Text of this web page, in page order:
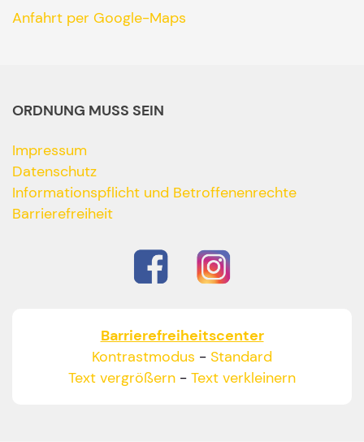
Anfahrt per Google-Maps
ORDNUNG MUSS SEIN
Impressum
Datenschutz
Informationspflicht und Betroffenenrechte
Barrierefreiheit
Barrierefreiheitscenter
Kontrastmodus - Standard
Text vergrößern - Text verkleinern